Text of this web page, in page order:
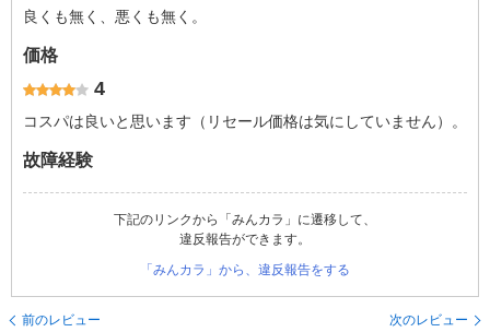
良くも無く、悪くも無く。
価格
4
コスパは良いと思います（リセール価格は気にしていません）。
故障経験
下記のリンクから「みんカラ」に遷移して、
違反報告ができます。
「みんカラ」から、違反報告をする
前のレビュー 次のレビュー